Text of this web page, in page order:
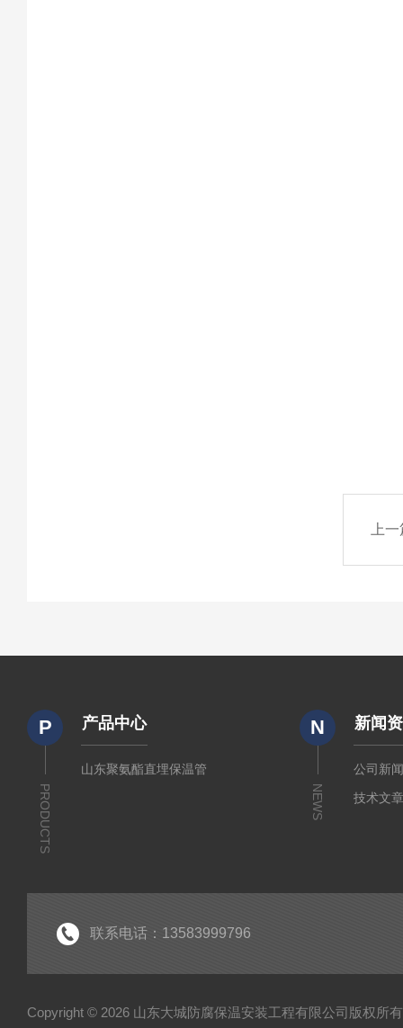
上
P
PRODUCTS
产品中心
山东聚氨酯直埋保温管
N
NEWS
新闻
公司新
技术文
联系电话：13583999796
Copyright © 2026 山东大城防腐保温安装工程有限公司版权所